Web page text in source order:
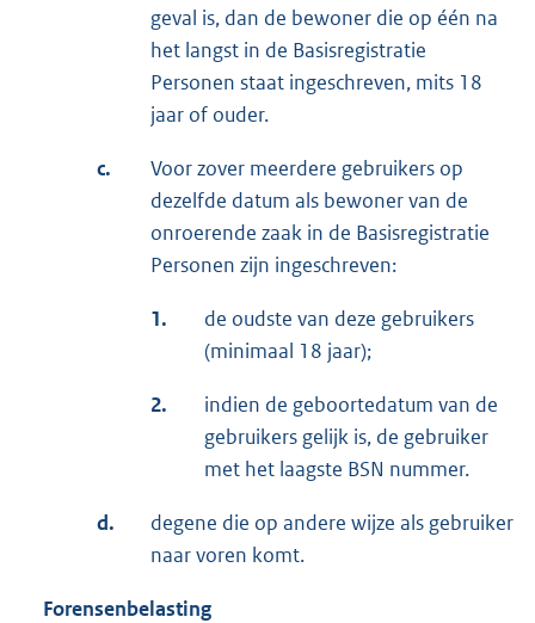
geval is, dan de bewoner die op één na
het langst in de Basisregistratie
Personen staat ingeschreven, mits 18
jaar of ouder.
c.
Voor zover meerdere gebruikers op
dezelfde datum als bewoner van de
onroerende zaak in de Basisregistratie
Personen zijn ingeschreven:
1.
de oudste van deze gebruikers
(minimaal 18 jaar);
2.
indien de geboortedatum van de
gebruikers gelijk is, de gebruiker
met het laagste BSN nummer.
d.
degene die op andere wijze als gebruiker
naar voren komt.
Forensenbelasting